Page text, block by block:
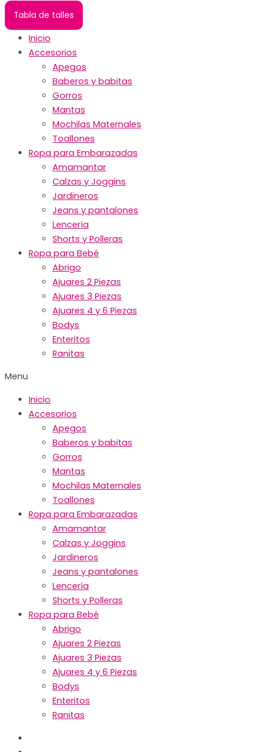
Tabla de talles
Inicio
Accesorios
Apegos
Baberos y babitas
Gorros
Mantas
Mochilas Maternales
Toallones
Ropa para Embarazadas
Amamantar
Calzas y Joggins
Jardineros
Jeans y pantalones
Lencería
Shorts y Polleras
Ropa para Bebé
Abrigo
Ajuares 2 Piezas
Ajuares 3 Piezas
Ajuares 4 y 6 Piezas
Bodys
Enteritos
Ranitas
Menu
Inicio
Accesorios
Apegos
Baberos y babitas
Gorros
Mantas
Mochilas Maternales
Toallones
Ropa para Embarazadas
Amamantar
Calzas y Joggins
Jardineros
Jeans y pantalones
Lencería
Shorts y Polleras
Ropa para Bebé
Abrigo
Ajuares 2 Piezas
Ajuares 3 Piezas
Ajuares 4 y 6 Piezas
Bodys
Enteritos
Ranitas